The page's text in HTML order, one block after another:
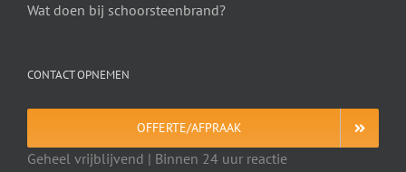
Wat doen bij schoorsteenbrand?
CONTACT OPNEMEN
OFFERTE/AFPRAAK
Geheel vrijblijvend | Binnen 24 uur reactie